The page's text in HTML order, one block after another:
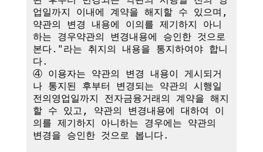
업일까지 이내에 계약을 해지할 수 있으며,
약관의 변경 내용에 이의를 제기하지 아니
하는 경우약관의 변경내용에 승인한 것으로
본다."라는 취지의 내용을 통지하여야 합니
다.
④ 이용자는 약관의 변경 내용이 게시되거
나 통지된 후부터 변경되는 약관의 시행일
전의영업일까지 전자금융거래의 계약을 해지
할 수 있고, 약관의 변경내용에 대하여 이
의를 제기하지 아니하는 경우에는 약관의
변경을 승인한 것으로 봅니다.